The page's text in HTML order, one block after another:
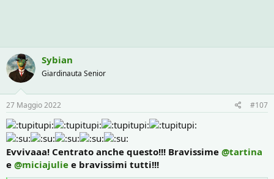
Sybian
Giardinauta Senior
27 Maggio 2022 #107
Evvivaaa! Centrato anche questo!!! Bravissime @tartina
e @miciajulie e bravissimi tutti!!!